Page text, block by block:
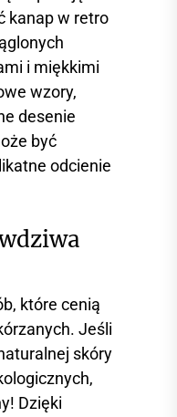
kanap w retro
i miękkimi
wzory,
desenie
być
odcienie
które cenią
Jeśli
skóry
Dzięki